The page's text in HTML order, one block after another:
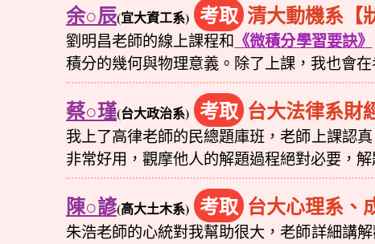
余○辰(宜大資工系) 考取 清大動機系【
劉明昌老師的線上課程和 《微積分學習要訣》
積分的幾何與物理意義。除了上課，我也會
蔡○瑾(台大政治系) 考取 台大法律系財
我上了高律老師的民總題庫班，老師上課認
非常好用，觀摩他人的解題過程絕對必要，
陳○諺(高大土木系) 考取 台大心理系、
朱浩老師的心統對我幫助很大，老師詳細講